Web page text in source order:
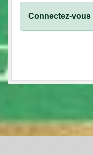
Connectez-vous